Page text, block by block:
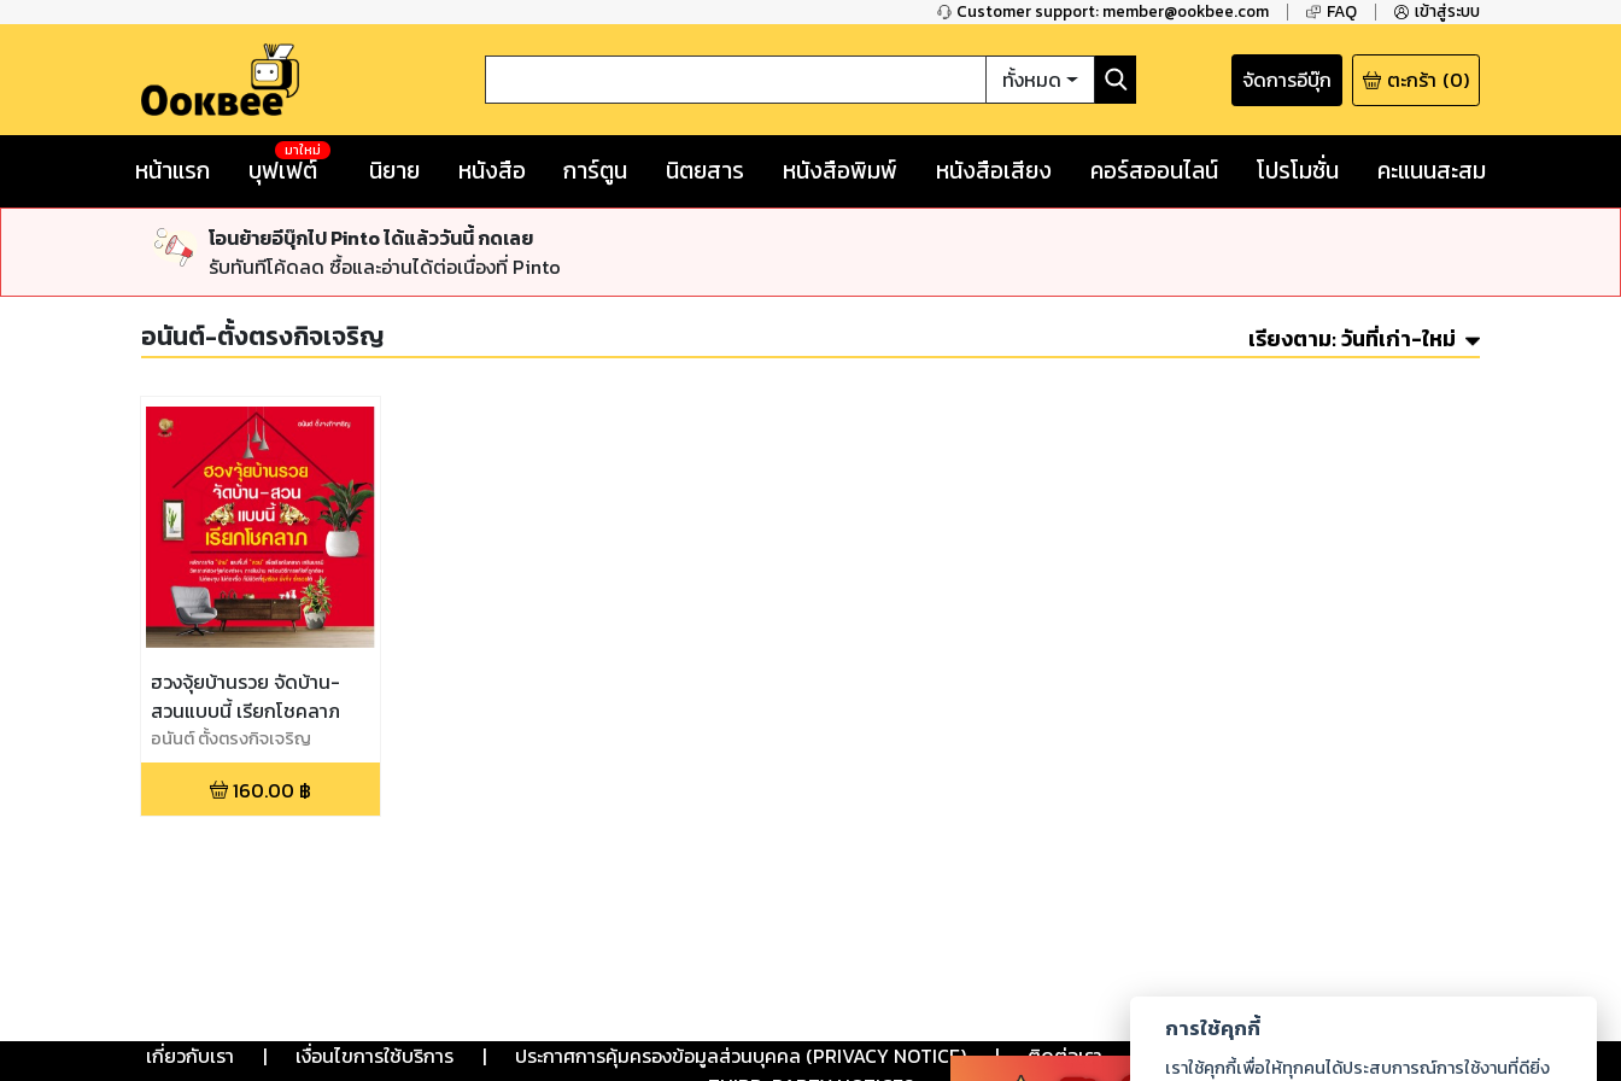
Customer support: member@ookbee.com FAQ เข้าสู่ระบบ
ทั้งหมด จัดการอีบุ๊ก ตะกร้า (0)
หน้าแรก บุฟเฟต์
มาใหม่
นิยาย หนังสือ การ์ตูน นิตยสาร หนังสือพิมพ์ หนังสือเสียง คอร์สออนไลน์ โปรโมชั่น คะแนนสะสม
โอนย้ายอีบุ๊กไป Pinto ได้แล้ววันนี้ กดเลย
รับทันทีโค้ดลด ซื้อและอ่านได้ต่อเนื่องที่ Pinto
อนันต์-ตั้งตรงกิจเจริญ เรียงตาม:วันที่เก่า-ใหม่
ฮวงจุ้ยบ้านรวย จัดบ้าน-
สวนแบบนี้ เรียกโชคลาภ
อนันต์ ตั้งตรงกิจเจริญ
160.00 ฿
เกี่ยวกับเรา | เงื่อนไขการใช้บริการ | ประกาศการคุ้มครองข้อมูลส่วนบุคคล (PRIVACY NOTICE) | ติดต่อเรา ร่วมงานกับเรา ดาวน์โหลด
การใช้คุกกี้
เราใช้คุกกี้เพื่อให้ทุกคนได้ประสบการณ์การใช้งานที่ดียิ่ง